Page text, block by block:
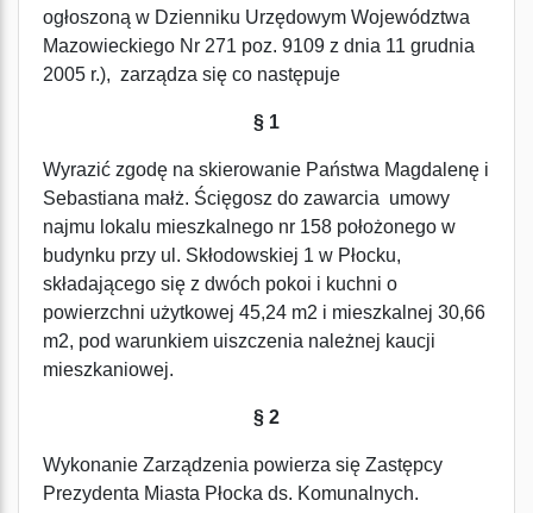
ogłoszoną w Dzienniku Urzędowym Województwa
Mazowieckiego Nr 271 poz. 9109 z dnia 11 grudnia
2005 r.), zarządza się co następuje
§ 1
Wyrazić zgodę na skierowanie Państwa Magdalenę i
Sebastiana małż. Ścięgosz do zawarcia umowy
najmu lokalu mieszkalnego nr 158 położonego w
budynku przy ul. Skłodowskiej 1 w Płocku,
składającego się z dwóch pokoi i kuchni o
powierzchni użytkowej 45,24 m2 i mieszkalnej 30,66
m2, pod warunkiem uiszczenia należnej kaucji
mieszkaniowej.
§ 2
Wykonanie Zarządzenia powierza się Zastępcy
Prezydenta Miasta Płocka ds. Komunalnych.